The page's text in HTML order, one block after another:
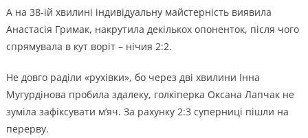
А на 38-ій хвилині індивідуальну майстерність виявила
Анастасія Гримак, накрутила декількох опоненток, після чого
спрямувала в кут воріт – нічия 2:2.
Не довго раділи «рухівки», бо через дві хвилини Інна
Мугурдінова пробила здалеку, голкіперка Оксана Лапчак не
зуміла зафіксувати м’яч. За рахунку 2:3 суперниці пішли на
перерву.